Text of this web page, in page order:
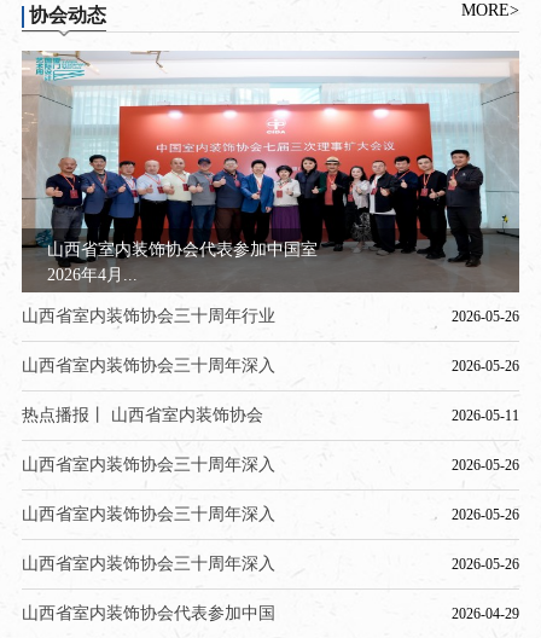
协会动态 MORE>
山西省室内装饰协会代表参加中国室
2026年4月...
山西省室内装饰协会三十周年行业 2026-05-26
山西省室内装饰协会三十周年深入 2026-05-26
热点播报丨 山西省室内装饰协会 2026-05-11
山西省室内装饰协会三十周年深入 2026-05-26
山西省室内装饰协会三十周年深入 2026-05-26
山西省室内装饰协会三十周年深入 2026-05-26
山西省室内装饰协会代表参加中国 2026-04-29